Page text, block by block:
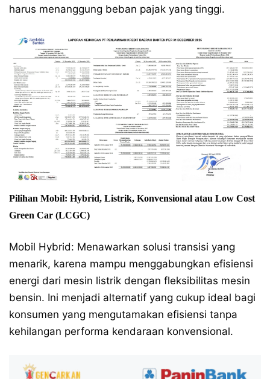
harus menanggung beban pajak yang tinggi.
Pilihan Mobil: Hybrid, Listrik, Konvensional atau Low Cost
Green Car (LCGC)
Mobil Hybrid: Menawarkan solusi transisi yang
menarik, karena mampu menggabungkan efisiensi
energi dari mesin listrik dengan fleksibilitas mesin
bensin. Ini menjadi alternatif yang cukup ideal bagi
konsumen yang mengutamakan efisiensi tanpa
kehilangan performa kendaraan konvensional.